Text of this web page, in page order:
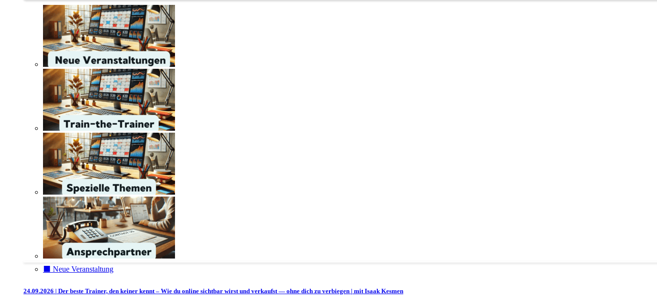
⬛️ Neue Veranstaltung
24.09.2026 | Der beste Trainer, den keiner kennt – Wie du online sichtbar wirst und verkaufst — ohne dich zu verbiegen | mit Isaak Kesmen